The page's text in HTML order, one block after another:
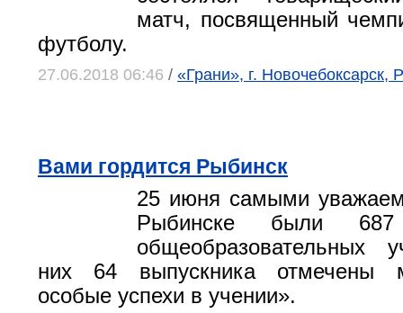
матч, посвященный
футболу.
27.06.2018 06:46 / «Грани», г. Новочебоксарск,
Вами гордится Рыбинск
25 июня самыми
Рыбинске были 687
общеобразовательных
них 64 выпускника отмечены
особые успехи в учении».